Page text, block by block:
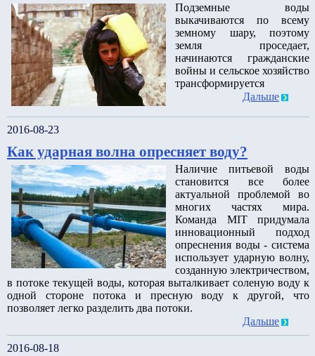
Подземные воды
выкачиваются по всему
земному шару, поэтому
земля проседает,
начинаются гражданские
войны и сельское хозяйство
трансформируется
Дальше
2016-08-23
Как ударная волна опресняет воду?
Наличие питьевой воды
становится все более
актуальной проблемой во
многих частях мира.
Команда MIT придумала
инновационный подход
опреснения воды - система
использует ударную волну,
созданную электричеством,
в потоке текущей воды, которая выталкивает соленую воду к
одной стороне потока и пресную воду к другой, что
позволяет легко разделить два потоки.
Дальше
2016-08-18